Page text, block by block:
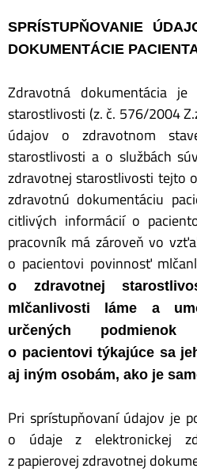
SPRÍSTUPŇOVANIE
DOKUMENTÁCIE
Zdravotná dokumentácia
starostlivosti (z. č. 576/2004
údajov o zdravotnom
starostlivosti a o službách
zdravotnej starostlivosti tejto
zdravotnú dokumentáciu
citlivých informácií o
pracovník má zároveň vo
o pacientovi povinnosť
o zdravotnej
mlčanlivosti láme a
určených
o pacientovi týkajúce sa
aj iným osobám, ako je
Pri sprístupňovaní údajov je
o údaje z elektronickej
z papierovej zdravotnej